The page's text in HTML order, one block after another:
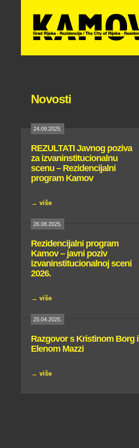
Novosti
24.09.2025.
REZULTATI Javnog poziva
za izvaninstitucionalnu
scenu – Rezidencijalni
program Kamov
→ više
26.08.2025.
Rezidencijalni program
Kamov – javni poziv
izvaninstitucionalnoj sceni
2026.
→ više
25.04.2025.
Razgovor s Kristinom Borg i
Elenom Mazzi
→ više